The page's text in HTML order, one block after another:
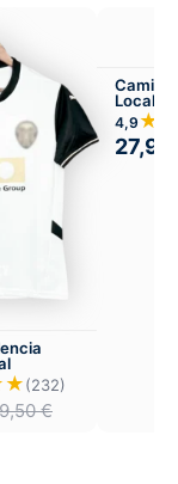
(232)
€
Local
4,9
27,99